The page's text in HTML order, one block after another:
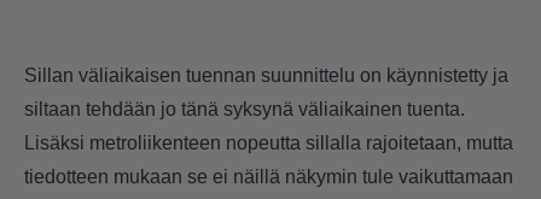
Sillan väliaikaisen tuennan suunnittelu on käynnistetty ja
siltaan tehdään jo tänä syksynä väliaikainen tuenta.
Lisäksi metroliikenteen nopeutta sillalla rajoitetaan, mutta
tiedotteen mukaan se ei näillä näkymin tule vaikuttamaan